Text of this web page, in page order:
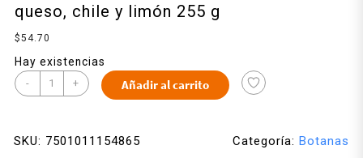
queso, chile y limón 255 g
$54.70
Hay existencias
- + Añadir al carrito
SKU: 7501011154865 Categoría: Botanas